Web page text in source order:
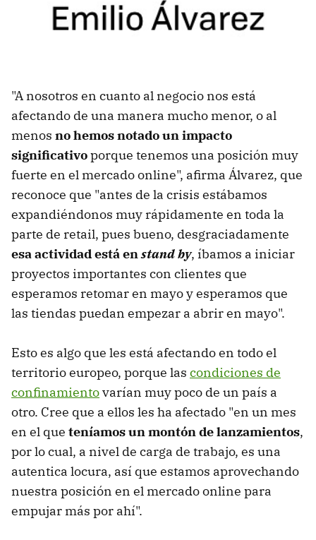
"A nosotros en cuanto al negocio nos está
afectando de una manera mucho menor, o al
menos no hemos notado un impacto
significativoporque tenemos una posición muy
fuerte en el mercado online", afirma Álvarez, que
reconoce que "antes de la crisis estábamos
expandiéndonos muy rápidamente en toda la
parte de retail, pues bueno, desgraciadamente
esa actividad está enstand by, íbamos a iniciar
proyectos importantes con clientes que
esperamos retomar en mayo y esperamos que
las tiendas puedan empezar a abrir en mayo".
Esto es algo que les está afectando en todo el
territorio europeo, porque las condiciones de
confinamientovarían muy poco de un país a
otro. Cree que a ellos les ha afectado "en un mes
en el que teníamos un montón de lanzamientos,
por lo cual, a nivel de carga de trabajo, es una
autentica locura, así que estamos aprovechando
nuestra posición en el mercado online para
empujar más por ahí".